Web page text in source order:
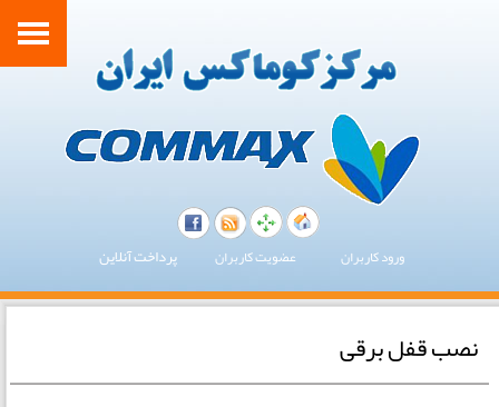
ورود کاربران عضویت کاربران پرداخت آنلاین
نصب قفل برقی